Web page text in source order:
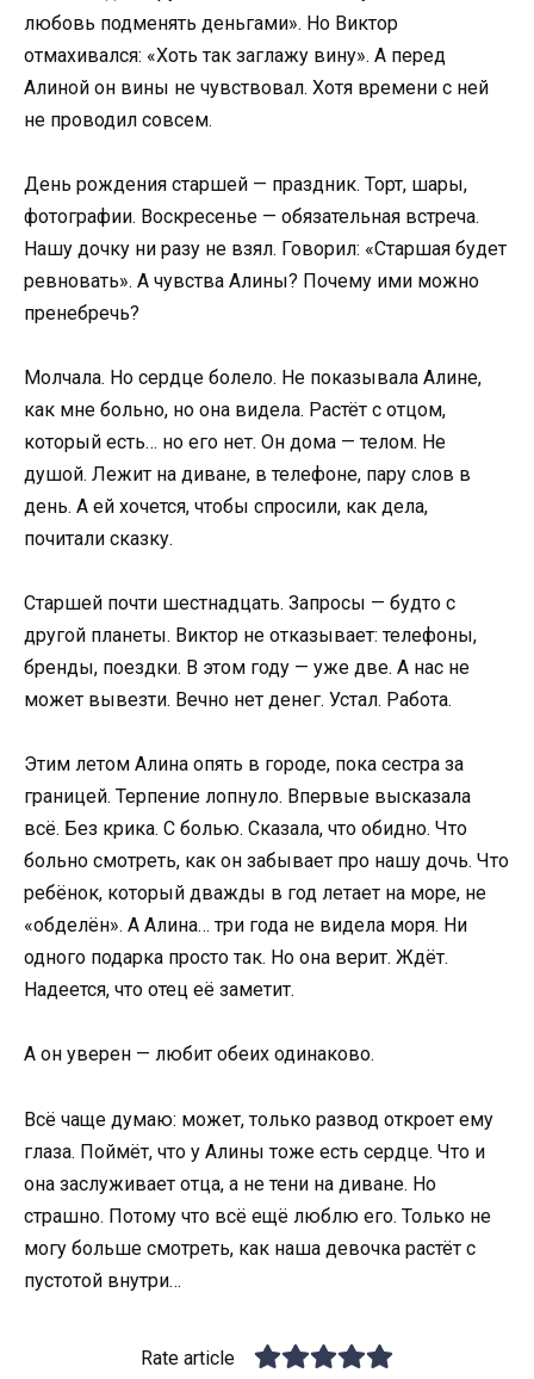
любовь подменять деньгами». Но Виктор
отмахивался: «Хоть так заглажу вину». А перед
Алиной он вины не чувствовал. Хотя времени с ней
не проводил совсем.
День рождения старшей — праздник. Торт, шары,
фотографии. Воскресенье — обязательная встреча.
Нашу дочку ни разу не взял. Говорил: «Старшая будет
ревновать». А чувства Алины? Почему ими можно
пренебречь?
Молчала. Но сердце болело. Не показывала Алине,
как мне больно, но она видела. Растёт с отцом,
который есть… но его нет. Он дома — телом. Не
душой. Лежит на диване, в телефоне, пару слов в
день. А ей хочется, чтобы спросили, как дела,
почитали сказку.
Старшей почти шестнадцать. Запросы — будто с
другой планеты. Виктор не отказывает: телефоны,
бренды, поездки. В этом году — уже две. А нас не
может вывезти. Вечно нет денег. Устал. Работа.
Этим летом Алина опять в городе, пока сестра за
границей. Терпение лопнуло. Впервые высказала
всё. Без крика. С болью. Сказала, что обидно. Что
больно смотреть, как он забывает про нашу дочь. Что
ребёнок, который дважды в год летает на море, не
«обделён». А Алина… три года не видела моря. Ни
одного подарка просто так. Но она верит. Ждёт.
Надеется, что отец её заметит.
А он уверен — любит обеих одинаково.
Всё чаще думаю: может, только развод откроет ему
глаза. Поймёт, что у Алины тоже есть сердце. Что и
она заслуживает отца, а не тени на диване. Но
страшно. Потому что всё ещё люблю его. Только не
могу больше смотреть, как наша девочка растёт с
пустотой внутри…
Rate article